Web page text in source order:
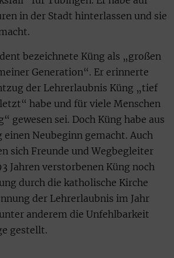
in der Stadt hinterlassen und sie
bezeichnete Küng als „großen
Generation“. Er erinnerte
der Lehrerlaubnis Küng „tief
habe und für viele Menschen
gewesen sei. Doch Küng habe aus
Neubeginn gemacht. Auch
sich Freunde und Wegbegleiter
Jahren verstorbenen Küng noch
durch die katholische Kirche
der Lehrerlaubnis im Jahr
anderem die Unfehlbarkeit
gestellt.